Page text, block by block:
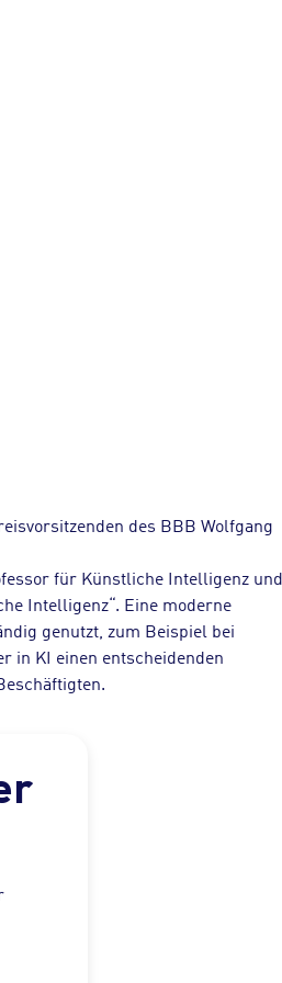
des BBB Wolfgang
für Künstliche Intelligenz und
Intelligenz“. Eine moderne
genutzt, zum Beispiel bei
in KI einen entscheidenden